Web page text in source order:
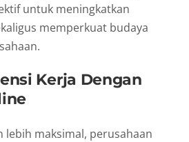
untuk meningkatkan
memperkuat budaya
Kerja Dengan
lebih maksimal, perusahaan